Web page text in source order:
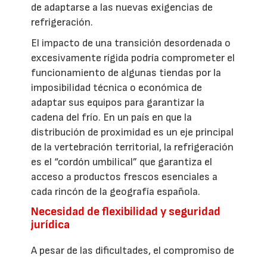
de adaptarse a las nuevas exigencias de
refrigeración.
El impacto de una transición desordenada o
excesivamente rígida podría comprometer el
funcionamiento de algunas tiendas por la
imposibilidad técnica o económica de
adaptar sus equipos para garantizar la
cadena del frío. En un país en que la
distribución de proximidad es un eje principal
de la vertebración territorial, la refrigeración
es el “cordón umbilical” que garantiza el
acceso a productos frescos esenciales a
cada rincón de la geografía española.
Necesidad de flexibilidad y seguridad
jurídica
A pesar de las dificultades, el compromiso de